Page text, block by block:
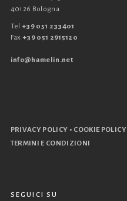
40126 Bologna
Tel +39 051 233401
Fax +39 051 2915120
info@hamelin.net
PRIVACY POLICY • COOKIE POLICY
TERMINI E CONDIZIONI
SEGUICI SU